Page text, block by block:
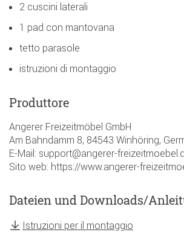
2 cuscini laterali
1 pad con mantovana
tetto parasole
istruzioni di montaggio
Produttore
Angerer Freizeitmöbel GmbH
Am Bahndamm 8, 84543 Winhöring,
E-Mail: support@angerer-
Sito web: https://www.angerer-
Dateien und Downloads/
Istruzioni per il montaggio